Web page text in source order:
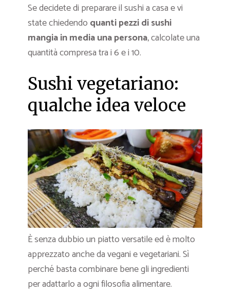
Se decidete di preparare il sushi a casa e vi
state chiedendo quanti pezzi di sushi
mangia in media una persona, calcolate una
quantità compresa tra i 6 e i 10.
Sushi vegetariano:
qualche idea veloce
È senza dubbio un piatto versatile ed è molto
apprezzato anche da vegani e vegetariani. Sì
perché basta combinare bene gli ingredienti
per adattarlo a ogni filosofia alimentare.